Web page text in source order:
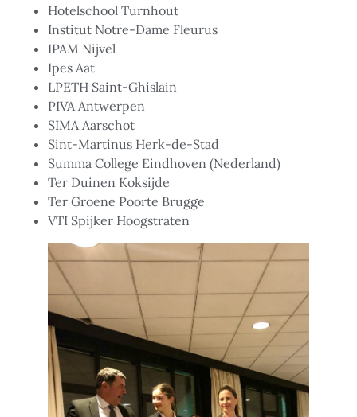
Hotelschool Turnhout
Institut Notre-Dame Fleurus
IPAM Nijvel
Ipes Aat
LPETH Saint-Ghislain
PIVA Antwerpen
SIMA Aarschot
Sint-Martinus Herk-de-Stad
Summa College Eindhoven (Nederland)
Ter Duinen Koksijde
Ter Groene Poorte Brugge
VTI Spijker Hoogstraten